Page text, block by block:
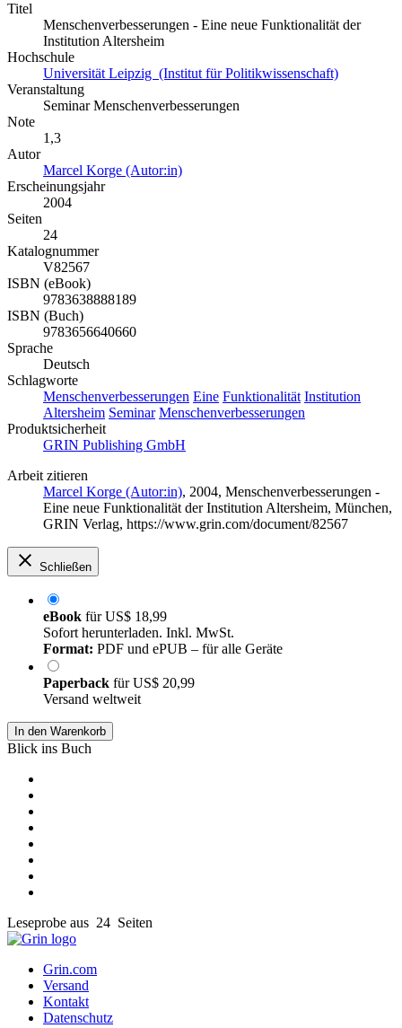
Titel
Menschenverbesserungen - Eine neue Funktionalität der
Institution Altersheim
Hochschule
Universität Leipzig (Institut für Politikwissenschaft)
Veranstaltung
Seminar Menschenverbesserungen
Note
1,3
Autor
Marcel Korge (Autor:in)
Erscheinungsjahr
2004
Seiten
24
Katalognummer
V82567
ISBN (eBook)
9783638888189
ISBN (Buch)
9783656640660
Sprache
Deutsch
Schlagworte
Menschenverbesserungen Eine Funktionalität Institution
Altersheim Seminar Menschenverbesserungen
Produktsicherheit
GRIN Publishing GmbH
Arbeit zitieren
Marcel Korge (Autor:in), 2004, Menschenverbesserungen -
Eine neue Funktionalität der Institution Altersheim, München,
GRIN Verlag, https://www.grin.com/document/82567
Schließen
eBook fürUS$ 18,99
Sofort herunterladen. Inkl. MwSt.
Format: PDF und ePUB – für alle Geräte
Paperback fürUS$ 20,99
Versand weltweit
In den Warenkorb
Blick ins Buch
Leseprobe aus 24 Seiten
Grin.com
Versand
Kontakt
Datenschutz